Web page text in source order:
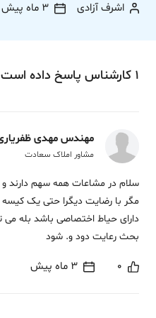
اشرف آزادی 3 ماه پیش
1 کارشناس پاسخ داده‌
مهندس مهدی ظفریاری
مشاور املاک سعادت
سلام در مشاعات همه سهم دارند
مگر با رضایت دیگرا حتی یک کیسه
دارای حیاط اختصاصی باشد بله می
بحث رعایت دود و. شود
0 3 ماه پیش